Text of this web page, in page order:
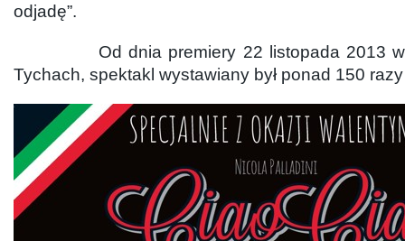
odjadę”.
Od dnia premiery 22 listopada 2013 w
Tychach, spektakl wystawiany był ponad 150